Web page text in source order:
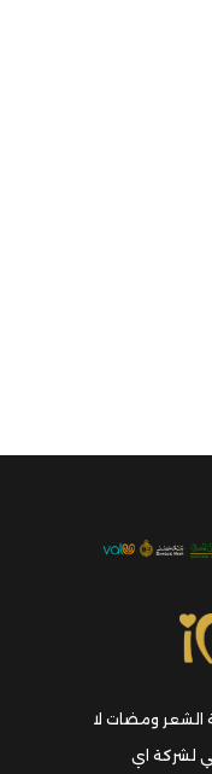
الشعر ومضات لا
لشركة اي